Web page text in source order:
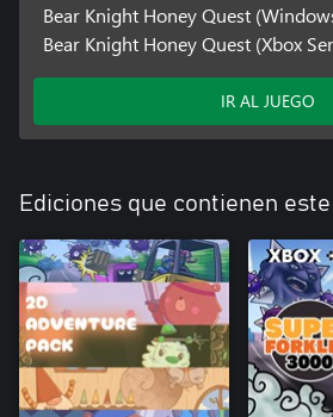
Bear Knight Honey Quest
Bear Knight Honey Quest (Xbox
IR AL JUEGO
Ediciones que contienen